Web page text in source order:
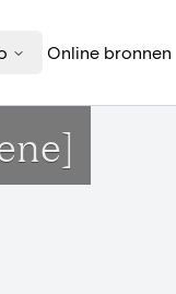
Online bronnen